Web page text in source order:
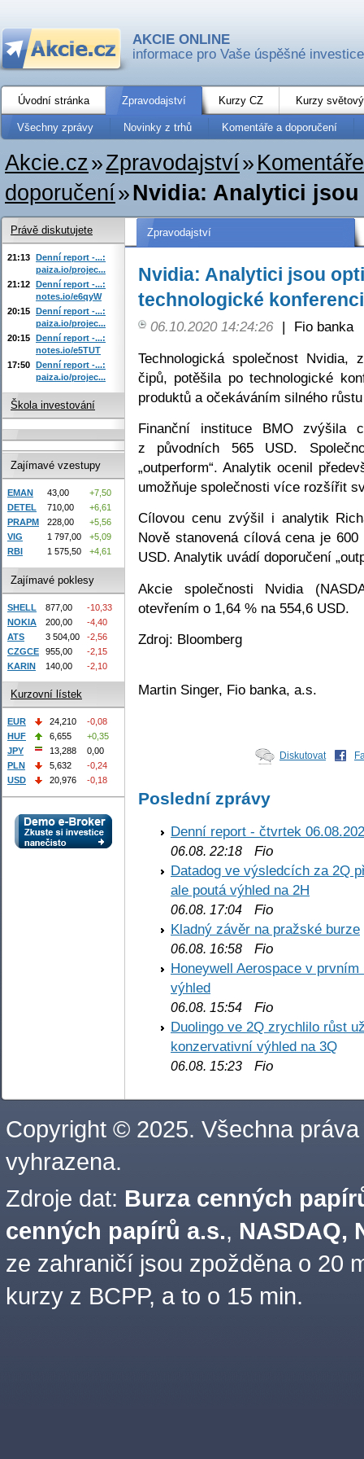
AKCIE ONLINE
informace pro Vaše úspěšné investice
Úvodní stránka Zpravodajství Kurzy CZ Kurzy
Všechny zprávy Novinky z trhů Komentáře a doporučení
Akcie.cz»Zpravodajství»
doporučení»Nvidia: Analytici
Zpravodajství
Nvidia: Analytici jsou
technologické konferenci
06.10.2020 14:24:26 |
Fio banka
Technologická společnost Nvidia,
čipů, potěšila po technologické
produktů a očekáváním silného
Finanční instituce BMO zvýšila
z původních 565 USD.
„outperform“. Analytik ocenil
umožňuje společnosti více rozšířit
Cílovou cenu zvýšil i analytik
Nově stanovená cílová cena je
USD. Analytik uvádí doporučení
Akcie společnosti Nvidia
otevřením o 1,64 % na 554,6 USD.
Zdroj: Bloomberg
Martin Singer, Fio banka, a.s.
Diskutovat
Poslední zprávy
Denní report - čtvrtek
06.08. 22:18 Fio
Datadog ve výsledcích za 2Q
ale poutá výhled na 2H
06.08. 17:04 Fio
Kladný závěr na pražské burze
06.08. 16:58 Fio
Honeywell Aerospace v
výhled
06.08. 15:54 Fio
Duolingo ve 2Q zrychlilo růst
konzervativní výhled na 3Q
06.08. 15:23 Fio
Právě diskutujete
21:13 Denní report -...:
paiza.io/projec...
21:12 Denní report -...:
notes.io/e6qyW
20:15 Denní report -...:
paiza.io/projec...
20:15 Denní report -...:
notes.io/e5TUT
17:50 Denní report -...:
paiza.io/projec...
Škola investování
Zajímavé vzestupy
EMAN 43,00
+7,50
DETEL
710,00
+6,61
PRAPM
228,00
+5,56
VIG
1 797,00
+5,09
RBI
1 575,50 +4,61
Zajímavé poklesy
SHELL 877,00
-10,33
NOKIA
200,00
-4,40
ATS
3 504,00
-2,56
CZGCE
955,00
-2,15
KARIN
140,00 -2,10
Kurzovní lístek
EUR 24,210
-0,08
HUF
6,655
+0,35
JPY
13,288
0,00
PLN
5,632
-0,24
USD
20,976 -0,18
Copyright © 2025. Všechna práva
vyhrazena.
Zdroje dat: Burza cenných
cenných papírů a.s., NASDAQ,
ze zahraničí jsou zpožděna o 20
kurzy z BCPP, a to o 15 min.